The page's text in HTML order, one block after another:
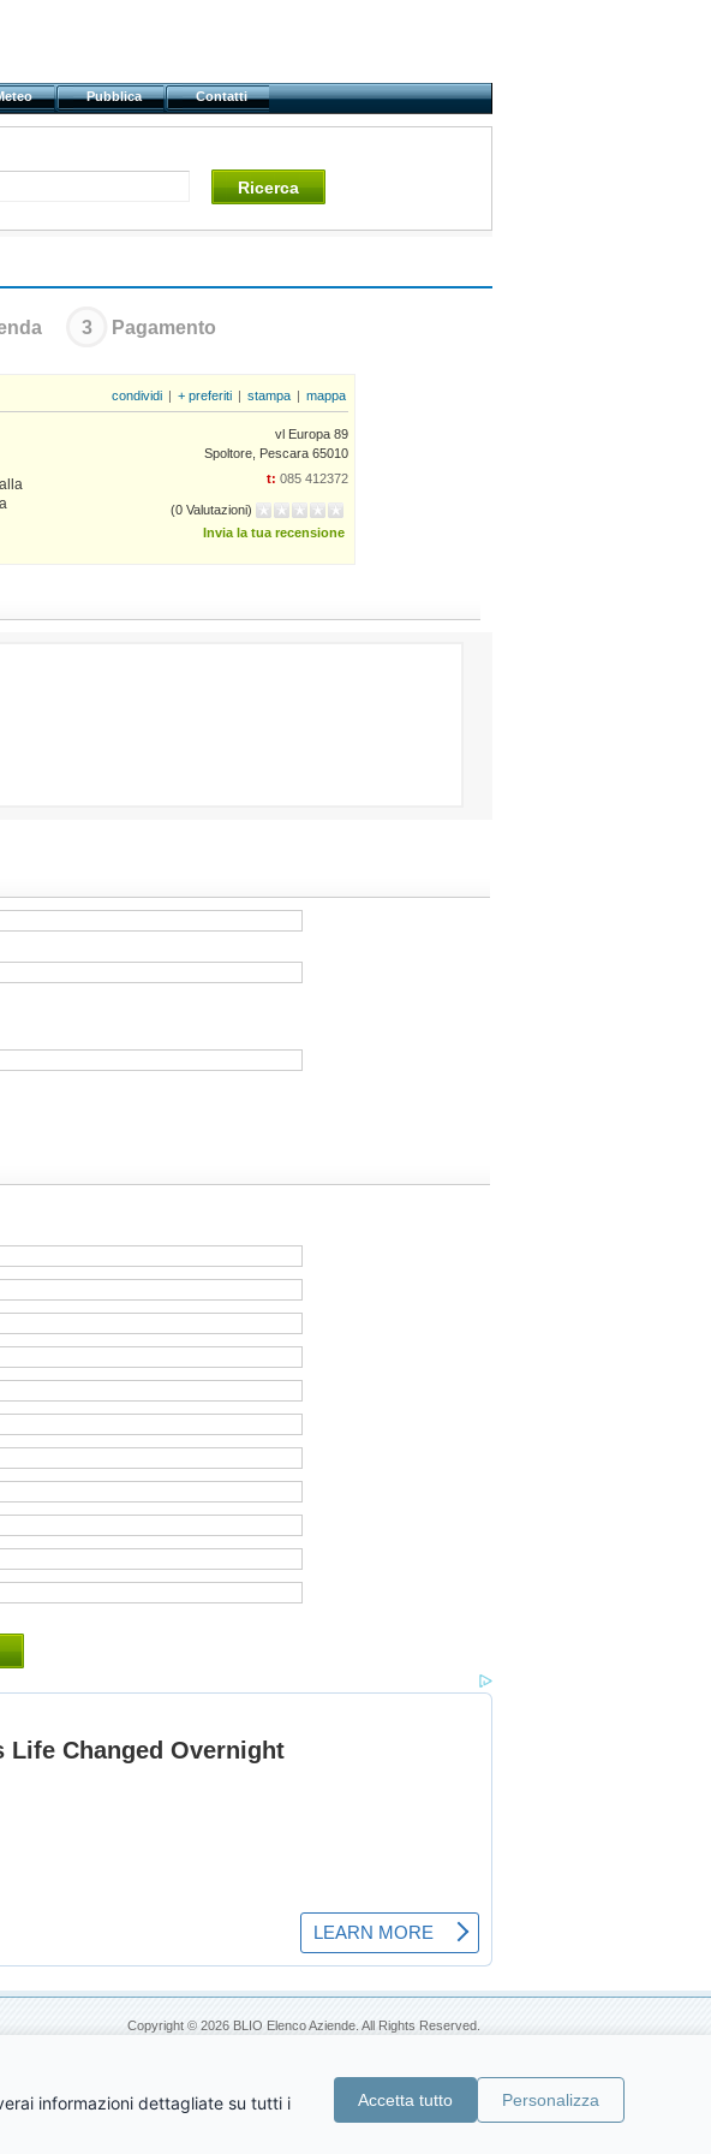
Pubblica Contatti
Ricerca
3 Pagamento
condividi + preferiti stampa mappa
vl Europa 89
Spoltore, Pescara 65010
t: 085 412372
(0 Valutazioni)
Invia la tua recensione
Copyright © 2026 BLIO Elenco Aziende. All Rights Reserved.
informazioni dettagliate su tutti i
Accetta tutto Personalizza